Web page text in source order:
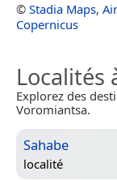
© Stadia Maps,
Copernicus
Localités
Explorez des
Voromiantsa.
Sahabe
localité